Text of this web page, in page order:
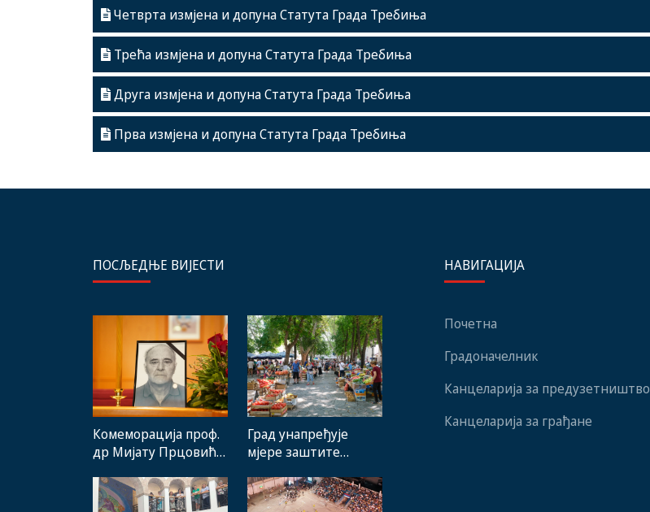
Четврта измјена и допуна Статута Града Требиња
Трећа измјена и допуна Статута Града Требиња
Друга измјена и допуна Статута Града Требиња
Прва измјена и допуна Статута Града Требиња
ПОСЉЕДЊЕ ВИЈЕСТИ
Комеморација проф.
др Мијату Прцовићу:
стручњака и човјека
који је Требиње
Град унапређује
мјере заштите
произвођача и рад
градске пијаце
НАВИГАЦИЈА
Почетна
Градоначелник
Канцеларија за предузетништво
Канцеларија за грађане